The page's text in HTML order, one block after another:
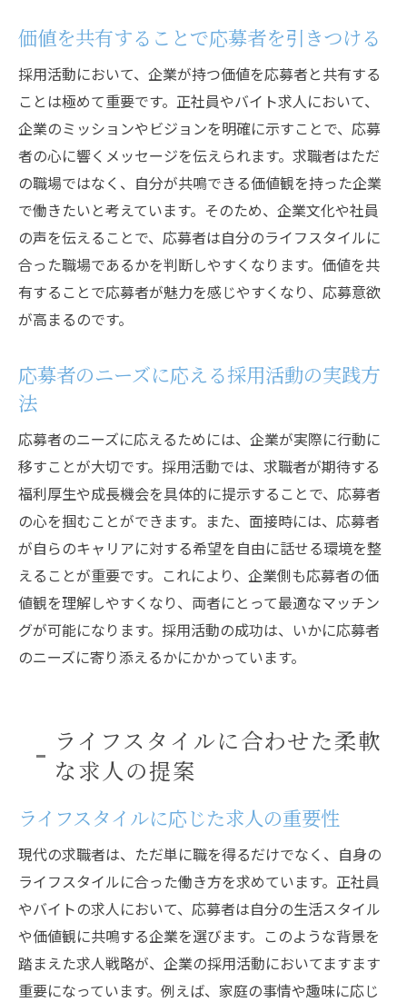
価値を共有することで応募者を引きつける
採用活動において、企業が持つ価値を応募者と共有する
ことは極めて重要です。正社員やバイト求人において、
企業のミッションやビジョンを明確に示すことで、応募
者の心に響くメッセージを伝えられます。求職者はただ
の職場ではなく、自分が共鳴できる価値観を持った企業
で働きたいと考えています。そのため、企業文化や社員
の声を伝えることで、応募者は自分のライフスタイルに
合った職場であるかを判断しやすくなります。価値を共
有することで応募者が魅力を感じやすくなり、応募意欲
が高まるのです。
応募者のニーズに応える採用活動の実践方
法
応募者のニーズに応えるためには、企業が実際に行動に
移すことが大切です。採用活動では、求職者が期待する
福利厚生や成長機会を具体的に提示することで、応募者
の心を掴むことができます。また、面接時には、応募者
が自らのキャリアに対する希望を自由に話せる環境を整
えることが重要です。これにより、企業側も応募者の価
値観を理解しやすくなり、両者にとって最適なマッチン
グが可能になります。採用活動の成功は、いかに応募者
のニーズに寄り添えるかにかかっています。
ライフスタイルに合わせた柔軟
な求人の提案
ライフスタイルに応じた求人の重要性
現代の求職者は、ただ単に職を得るだけでなく、自身の
ライフスタイルに合った働き方を求めています。正社員
やバイトの求人において、応募者は自分の生活スタイル
や価値観に共鳴する企業を選びます。このような背景を
踏まえた求人戦略が、企業の採用活動においてますます
重要になっています。例えば、家庭の事情や趣味に応じ